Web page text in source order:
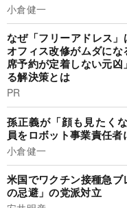
小倉健一
なぜ「フリーアドレス
オフィス改修がムダに
席予約が定着しない元
る解決策とは
PR
孫正義が「顔も見たく
員をロボット事業責任
小倉健一
米国でワクチン接種急
の忌避」の党派対立